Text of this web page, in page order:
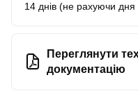
14 днів (не рахуючи дня
Переглянути
документацію